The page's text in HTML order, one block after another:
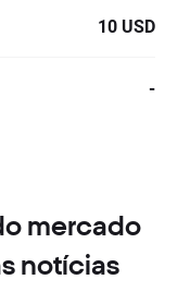
10 USD
-
mercado
notícias